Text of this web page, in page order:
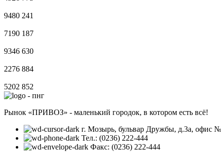
9480 241
7190 187
9346 630
2276 884
5202 852
Рынок «ПРИВОЗ» - маленький городок, в котором есть всё!
г. Мозырь, бульвар Дружбы, д.3а, офис
Тел.: (0236) 222-444
Факс: (0236) 222-444